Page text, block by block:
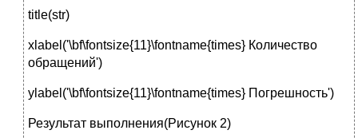
title(str)
xlabel('\bf\fontsize{11}\fontname{times} Количество
обращений')
ylabel('\bf\fontsize{11}\fontname{times} Погрешность')
Результат выполнения(Рисунок 2)